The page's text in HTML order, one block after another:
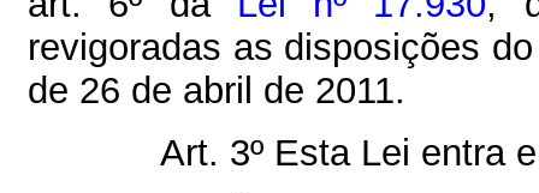
revigoradas as disposições
de 26 de abril de 2011.
Art. 3º Esta Lei entra